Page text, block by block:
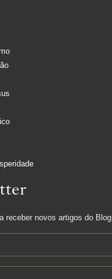
receber novos artigos do Blog.